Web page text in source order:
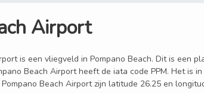
Airport
is een vliegveld in Pompano Beach. Dit is een
Beach Airport heeft de iata code PPM. Het is
Beach Airport zijn latitude 26.25 en